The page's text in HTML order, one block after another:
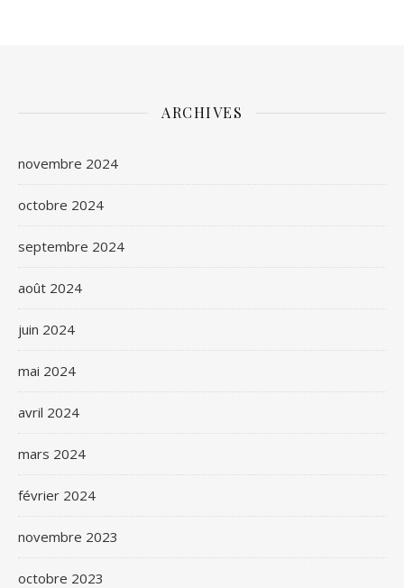
ARCHIVES
novembre 2024
octobre 2024
septembre 2024
août 2024
juin 2024
mai 2024
avril 2024
mars 2024
février 2024
novembre 2023
octobre 2023